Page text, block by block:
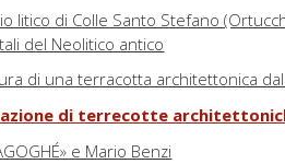
litico di Colle Santo Stefano
del Neolitico antico
di una terracotta architettonica
di terrecotte
e Mario Benzi